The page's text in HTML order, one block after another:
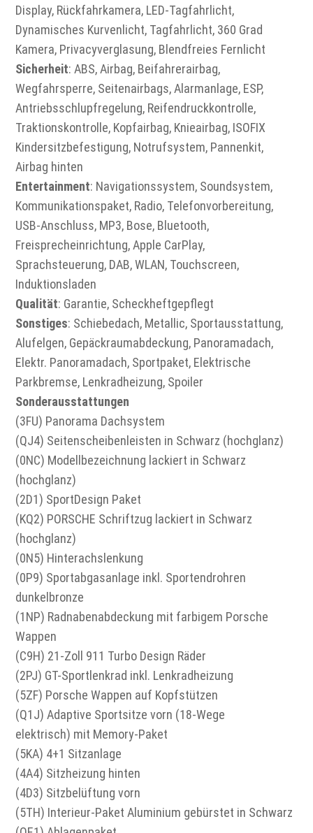
Display, Rückfahrkamera, LED-Tagfahrlicht,
Dynamisches Kurvenlicht, Tagfahrlicht, 360 Grad
Kamera, Privacyverglasung, Blendfreies Fernlicht
Sicherheit: ABS, Airbag, Beifahrerairbag,
Wegfahrsperre, Seitenairbags, Alarmanlage, ESP,
Antriebsschlupfregelung, Reifendruckkontrolle,
Traktionskontrolle, Kopfairbag, Knieairbag, ISOFIX
Kindersitzbefestigung, Notrufsystem, Pannenkit,
Airbag hinten
Entertainment: Navigationssystem, Soundsystem,
Kommunikationspaket, Radio, Telefonvorbereitung,
USB-Anschluss, MP3, Bose, Bluetooth,
Freisprecheinrichtung, Apple CarPlay,
Sprachsteuerung, DAB, WLAN, Touchscreen,
Induktionsladen
Qualität: Garantie, Scheckheftgepflegt
Sonstiges: Schiebedach, Metallic, Sportausstattung,
Alufelgen, Gepäckraumabdeckung, Panoramadach,
Elektr. Panoramadach, Sportpaket, Elektrische
Parkbremse, Lenkradheizung, Spoiler
Sonderausstattungen
(3FU) Panorama Dachsystem
(QJ4) Seitenscheibenleisten in Schwarz (hochglanz)
(0NC) Modellbezeichnung lackiert in Schwarz
(hochglanz)
(2D1) SportDesign Paket
(KQ2) PORSCHE Schriftzug lackiert in Schwarz
(hochglanz)
(0N5) Hinterachslenkung
(0P9) Sportabgasanlage inkl. Sportendrohren
dunkelbronze
(1NP) Radnabenabdeckung mit farbigem Porsche
Wappen
(C9H) 21-Zoll 911 Turbo Design Räder
(2PJ) GT-Sportlenkrad inkl. Lenkradheizung
(5ZF) Porsche Wappen auf Kopfstützen
(Q1J) Adaptive Sportsitze vorn (18-Wege
elektrisch) mit Memory-Paket
(5KA) 4+1 Sitzanlage
(4A4) Sitzheizung hinten
(4D3) Sitzbelüftung vorn
(5TH) Interieur-Paket Aluminium gebürstet in Schwarz